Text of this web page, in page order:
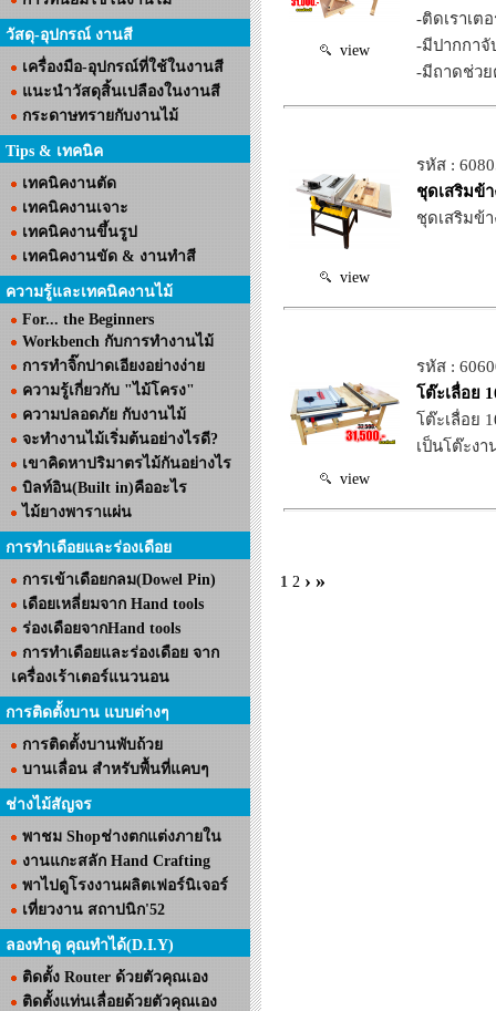
วัสดุ-อุปกรณ์ งานสี
เครื่องมือ-อุปกรณ์ที่ใช้ในงานสี
แนะนำวัสดุสิ้นเปลืองในงานสี
กระดาษทรายกับงานไม้
Tips & เทคนิค
เทคนิคงานตัด
เทคนิคงานเจาะ
เทคนิคงานขึ้นรูป
เทคนิคงานขัด & งานทำสี
ความรู้และเทคนิคงานไม้
For... the Beginners
Workbench กับการทำงานไม้
การทำจิ๊กปาดเอียงอย่างง่าย
ความรู้เกี่ยวกับ "ไม้โครง"
ความปลอดภัย กับงานไม้
จะทำงานไม้เริ่มต้นอย่างไรดี?
เขาคิดหาปริมาตรไม้กันอย่างไร
บิลท์อิน(Built in)คืออะไร
ไม้ยางพาราแผ่น
การทำเดือยและร่องเดือย
การเข้าเดือยกลม(Dowel Pin)
เดือยเหลี่ยมจาก Hand tools
ร่องเดือยจากHand tools
การทำเดือยและร่องเดือย จาก
เครื่องเร้าเตอร์แนวนอน
การติดตั้งบาน แบบต่างๆ
การติดตั้งบานพับถ้วย
บานเลื่อน สำหรับพื้นที่แคบๆ
ช่างไม้สัญจร
พาชม Shopช่างตกแต่งภายใน
งานแกะสลัก Hand Crafting
พาไปดูโรงงานผลิตเฟอร์นิเจอร์
เที่ยวงาน สถาปนิก'52
ลองทำดู คุณทำได้(D.I.Y)
ติดตั้ง Router ด้วยตัวคุณเอง
ติดตั้งแท่นเลื่อยด้วยตัวคุณเอง
view
-ติดเราเต
-มีปากกาจั
-มีถาดช่วย
view
รหัส :
ชุดเสริมข้
ชุดเสริมข้า
view
รหัส :
โต๊ะเลื่อย
โต๊ะเลื่อย
เป็นโต๊ะงา
1 2 › »